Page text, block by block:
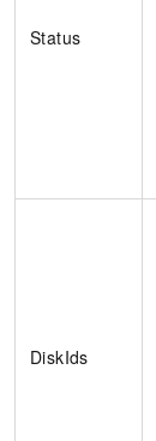
Status
DiskIds